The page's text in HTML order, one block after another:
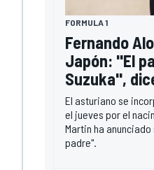
FORMULA 1
Fernando
Japón: "El
Suzuka",
El asturiano se
el jueves por el
Martin ha
padre".